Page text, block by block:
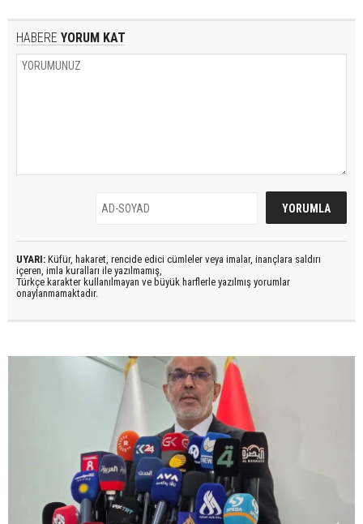
HABERE YORUM KAT
UYARI: Küfür, hakaret, rencide edici cümleler veya imalar, inançlara saldırı
içeren, imla kuralları ile yazılmamış,
Türkçe karakter kullanılmayan ve büyük harflerle yazılmış yorumlar
onaylanmamaktadır.